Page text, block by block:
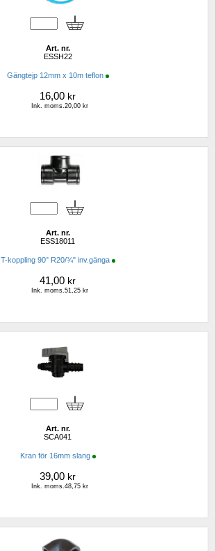
Art. nr.
ESSH22
Gängtejp 12mm x 10m teflon
16,00 kr
Ink. moms.20,00 kr
Art. nr.
ESS18011
T-koppling 90° R20/¾" inv.gänga
41,00 kr
Ink. moms.51,25 kr
Art. nr.
SCA041
Kran för 16mm slang
39,00 kr
Ink. moms.48,75 kr